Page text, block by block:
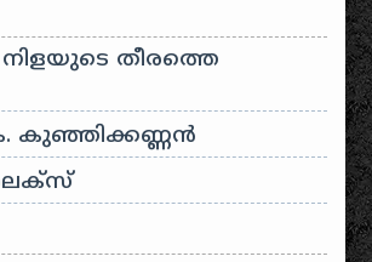
നിളയുടെ തീരത്തെ
കുഞ്ഞിക്കണ്ണൻ